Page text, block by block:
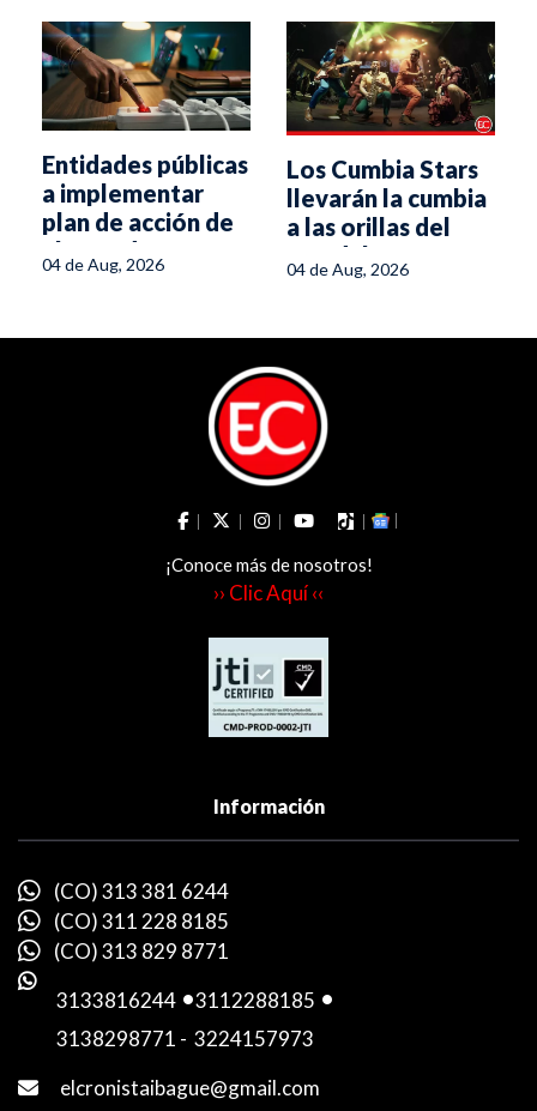
Entidades públicas
a implementar
plan de acción de
ahorro de energía
04 de Aug, 2026
Los Cumbia Stars
llevarán la cumbia
a las orillas del
Magdalena
04 de Aug, 2026
¡Conoce más de nosotros!
›› Clic Aquí ‹‹
Información
(CO) 313 381 6244
(CO) 311 228 8185
(CO) 313 829 8771
3133816244 -3112288185 -
3138298771 - 3224157973
elcronistaibague@gmail.com